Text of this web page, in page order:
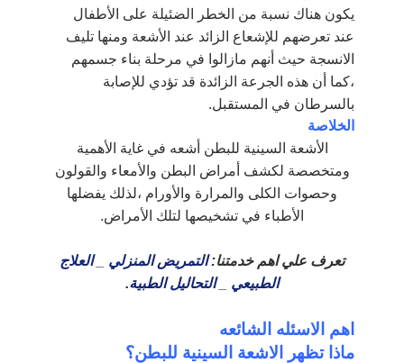
يكون هناك نسبة من الخطر الضئيلة على الأطفال
عند تعرضهم للإشعاع الزائد عند الأشعة ومنها تليف
الانسجة حيث أنهم مازالوا في مرحلة بناء جسمهم
،كما أن هذه الجرعة الزائدة قد تؤدي للإصابة
بالسرطان في المستقبل.
الخلاصة
الأشعة السينية للبطن أشعه في غاية الأهمية
ومتخصصة لكشف أمراض البطن والأمعاء والقولون
وحصوات الكلى والمرارة والأورام ،لذلك يفضلها
الأطباء في تشخيصها لتلك الأمراض.
تعرف علي اهم خدمتنا:التمريض المنزلي _العلاج
الطبيعي
التحاليل الطبية.
اهم الاسئله الشائعه
ماذا تظهر الاشعة السينية للبطن؟